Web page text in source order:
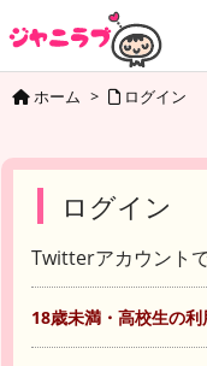
ホーム > ログイン
ログイン
Twitterアカウント
18歳未満・高校生の利